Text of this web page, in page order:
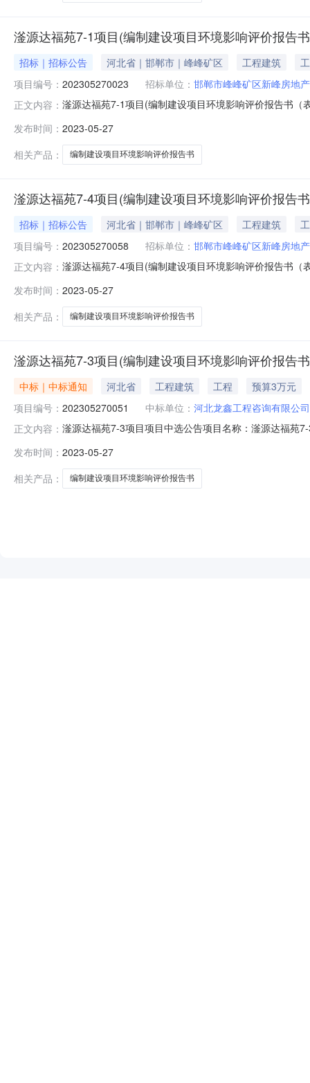
滏源达福苑7-1项目(编制建设项目环境影响评价报告
招标｜招标公告 河北省｜邯郸市｜峰峰矿区 工程建筑
项目编号： 202305270023 招标单位： 邯郸市峰峰矿区新峰房地
正文内容： 滏源达福苑7-1项目(编制建设项目环境影响评价报告书
选控制价格：最低限价20000元，最高限价30000元二、
介服务事项网
发布时间： 2023-05-27
相关产品：
编制建设项目环境影响评价报告书
滏源达福苑7-4项目(编制建设项目环境影响评价报告
招标｜招标公告 河北省｜邯郸市｜峰峰矿区 工程建筑
项目编号： 202305270058 招标单位： 邯郸市峰峰矿区新峰房地
正文内容： 滏源达福苑7-4项目(编制建设项目环境影响评价报告书
选控制价格：最低限价20000元，最高限价30000元二、
介服务事项网
发布时间： 2023-05-27
相关产品：
编制建设项目环境影响评价报告书
滏源达福苑7-3项目(编制建设项目环境影响评价报告
中标｜中标通知 河北省 工程建筑 工程
预算3万元
项目编号： 202305270051 中标单位： 河北龙鑫工程咨询有限公司
正文内容： 滏源达福苑7-3项目项目中选公告项目名称：滏源达福苑
18:20:44备注：竞选规则序号项目编号项目名称竞选起
发布时间： 2023-05-27
相关产品：
编制建设项目环境影响评价报告书